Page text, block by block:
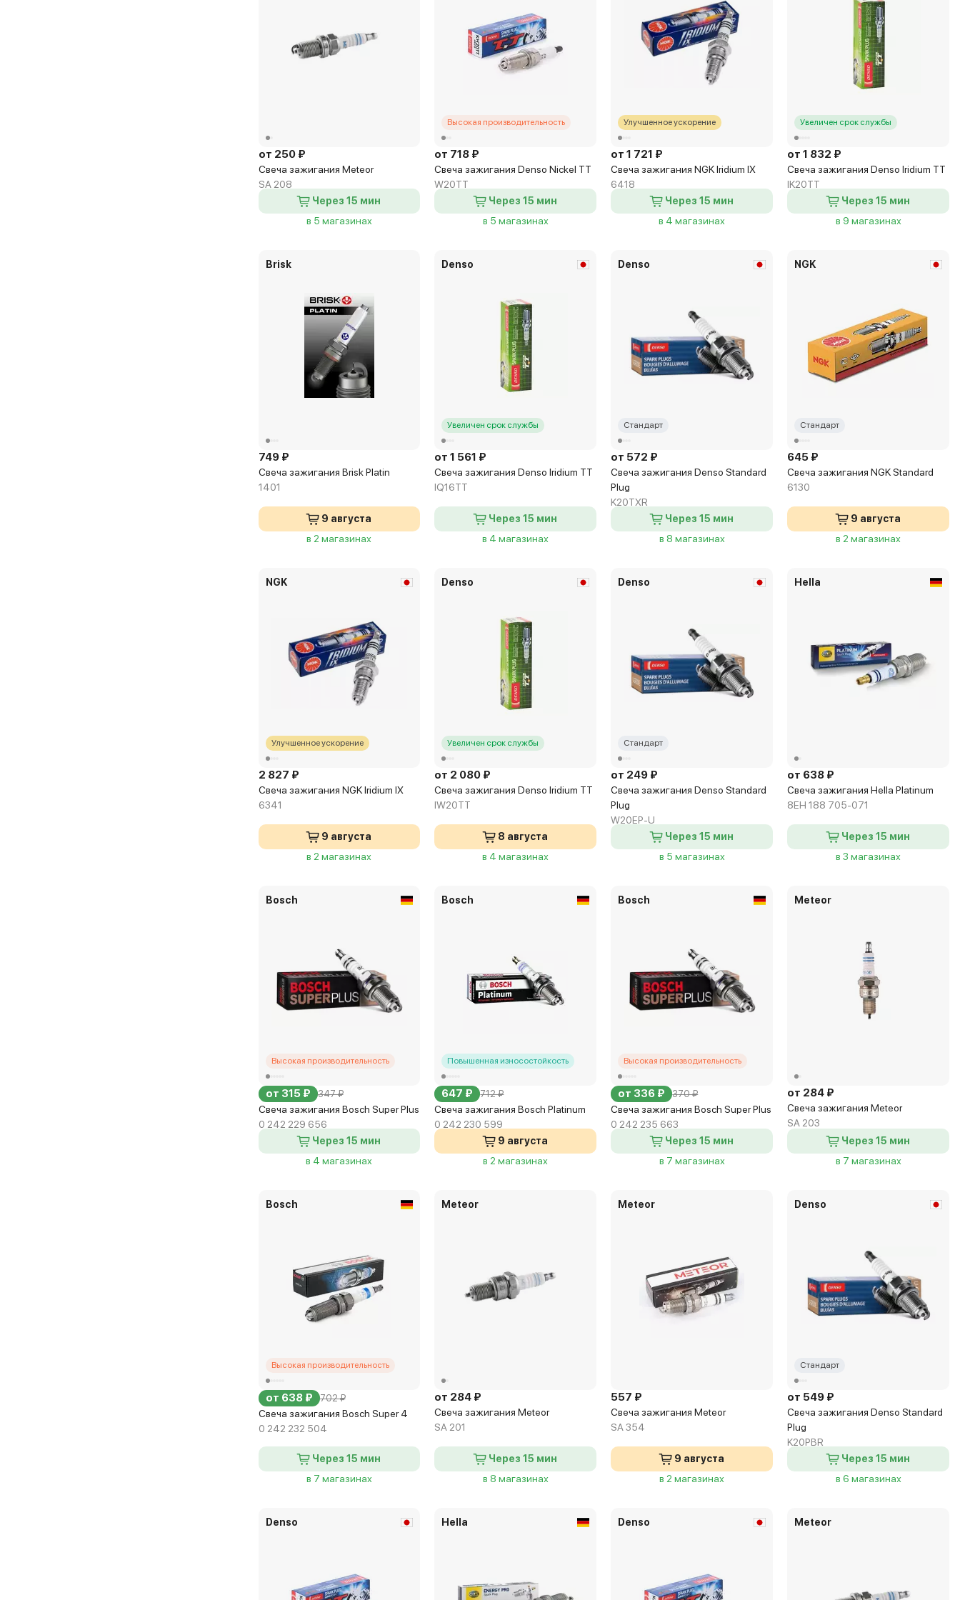
от 250 ₽
Свеча зажигания Meteor
SA 208
Через 15 мин
в 5 магазинах
Высокая производительность
от 718 ₽
Свеча зажигания Denso Nickel TT
W20TT
Через 15 мин
в 5 магазинах
Улучшенное ускорение
от 1 721 ₽
Свеча зажигания NGK Iridium IX
6418
Через 15 мин
в 4 магазинах
Увеличен срок службы
от 1 832 ₽
Свеча зажигания Denso Iridium TT
IK20TT
Через 15 мин
в 9 магазинах
Brisk
749 ₽
Свеча зажигания Brisk Platin
1401
9 августа
в 2 магазинах
Denso
Увеличен срок службы
от 1 561 ₽
Свеча зажигания Denso Iridium TT
IQ16TT
Через 15 мин
в 4 магазинах
Denso
Стандарт
от 572 ₽
Свеча зажигания Denso Standard
Plug
K20TXR
Через 15 мин
в 8 магазинах
NGK
Стандарт
645 ₽
Свеча зажигания NGK Standard
6130
9 августа
в 2 магазинах
NGK
Улучшенное ускорение
2 827 ₽
Свеча зажигания NGK Iridium IX
6341
9 августа
в 2 магазинах
Denso
Увеличен срок службы
от 2 080 ₽
Свеча зажигания Denso Iridium TT
IW20TT
8 августа
в 4 магазинах
Denso
Стандарт
от 249 ₽
Свеча зажигания Denso Standard
Plug
W20EP-U
Через 15 мин
в 5 магазинах
Hella
от 638 ₽
Свеча зажигания Hella Platinum
8EH 188 705-071
Через 15 мин
в 3 магазинах
Bosch
Высокая производительность
от 315 ₽ 347 ₽
Свеча зажигания Bosch Super Plus
0 242 229 656
Через 15 мин
в 4 магазинах
Bosch
Повышенная износостойкость
647 ₽ 712 ₽
Свеча зажигания Bosch Platinum
0 242 230 599
9 августа
в 2 магазинах
Bosch
Высокая производительность
от 336 ₽ 370 ₽
Свеча зажигания Bosch Super Plus
0 242 235 663
Через 15 мин
в 7 магазинах
Meteor
от 284 ₽
Свеча зажигания Meteor
SA 203
Через 15 мин
в 7 магазинах
Bosch
Высокая производительность
от 638 ₽ 702 ₽
Свеча зажигания Bosch Super 4
0 242 232 504
Через 15 мин
в 7 магазинах
Meteor
от 284 ₽
Свеча зажигания Meteor
SA 201
Через 15 мин
в 8 магазинах
Meteor
557 ₽
Свеча зажигания Meteor
SA 354
9 августа
в 2 магазинах
Denso
Стандарт
от 549 ₽
Свеча зажигания Denso Standard
Plug
K20PBR
Через 15 мин
в 6 магазинах
Denso Hella Denso Meteor